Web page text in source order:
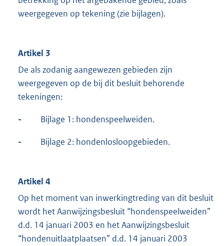
weergegeven op tekening (zie bijlagen).
Artikel 3
De als zodanig aangewezen gebieden zijn
weergegeven op de bij dit besluit behorende
tekeningen:
- Bijlage 1: hondenspeelweiden.
- Bijlage 2: hondenlosloopgebieden.
Artikel 4
Op het moment van inwerkingtreding van dit besluit
wordt het Aanwijzingsbesluit “hondenspeelweiden”
d.d. 14 januari 2003 en het Aanwijzingsbesluit
“hondenuitlaatplaatsen” d.d. 14 januari 2003